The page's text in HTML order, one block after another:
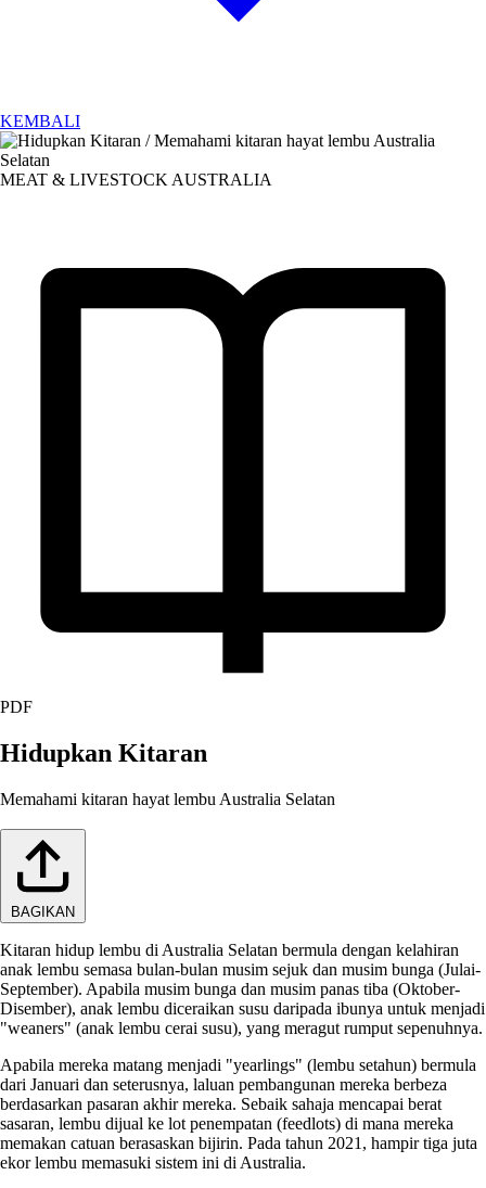
KEMBALI
MEAT & LIVESTOCK AUSTRALIA
PDF
Hidupkan Kitaran
Memahami kitaran hayat lembu Australia Selatan
BAGIKAN
Kitaran hidup lembu di Australia Selatan bermula dengan kelahiran
anak lembu semasa bulan-bulan musim sejuk dan musim bunga (Julai-
September). Apabila musim bunga dan musim panas tiba (Oktober-
Disember), anak lembu diceraikan susu daripada ibunya untuk menjadi
"weaners" (anak lembu cerai susu), yang meragut rumput sepenuhnya.
Apabila mereka matang menjadi "yearlings" (lembu setahun) bermula
dari Januari dan seterusnya, laluan pembangunan mereka berbeza
berdasarkan pasaran akhir mereka. Sebaik sahaja mencapai berat
sasaran, lembu dijual ke lot penempatan (feedlots) di mana mereka
memakan catuan berasaskan bijirin. Pada tahun 2021, hampir tiga juta
ekor lembu memasuki sistem ini di Australia.